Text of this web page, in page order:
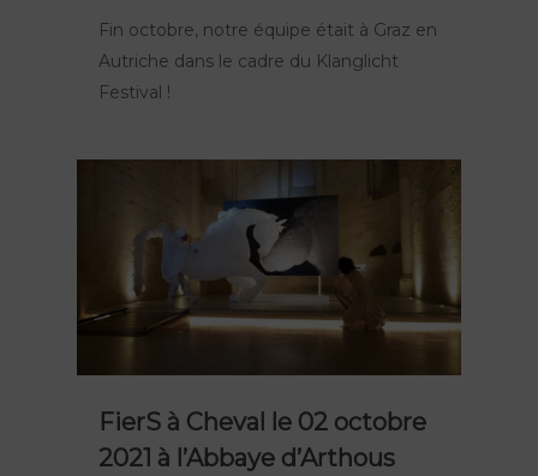
Fin octobre, notre équipe était à Graz en
Autriche dans le cadre du Klanglicht
Festival !
FierS à Cheval le 02 octobre
2021 à l’Abbaye d’Arthous